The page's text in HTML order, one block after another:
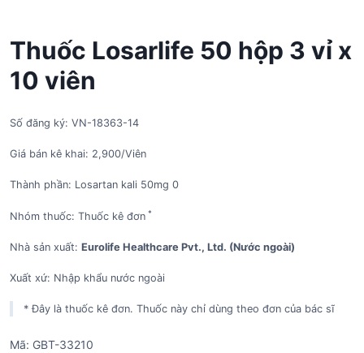
Thuốc Losarlife 50 hộp 3 vỉ x
10 viên
Số đăng ký: VN-18363-14
Giá bán kê khai: 2,900/Viên
Thành phần: Losartan kali 50mg 0
Nhóm thuốc: Thuốc kê đơn *
Nhà sản xuất: Eurolife Healthcare Pvt., Ltd. (Nước ngoài)
Xuất xứ: Nhập khẩu nước ngoài
* Đây là thuốc kê đơn. Thuốc này chỉ dùng theo đơn của bác sĩ
Mã: GBT-33210